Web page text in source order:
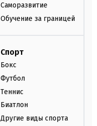
Саморазвитие
Обучение за границей
Спорт
Бокс
Футбол
Теннис
Биатлон
Другие виды спорта